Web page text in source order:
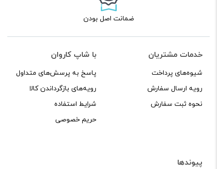
ضمانت اصل بودن
خدمات مشتریان
شیوه‌های پرداخت
رویه ارسال سفارش
نحوه ثبت سفارش
با شاپ کاروان
پاسخ به پرسش‌های متداول
رویه‌های بازگرداندن کالا
شرایط استفاده
حریم خصوصی
پیوندها